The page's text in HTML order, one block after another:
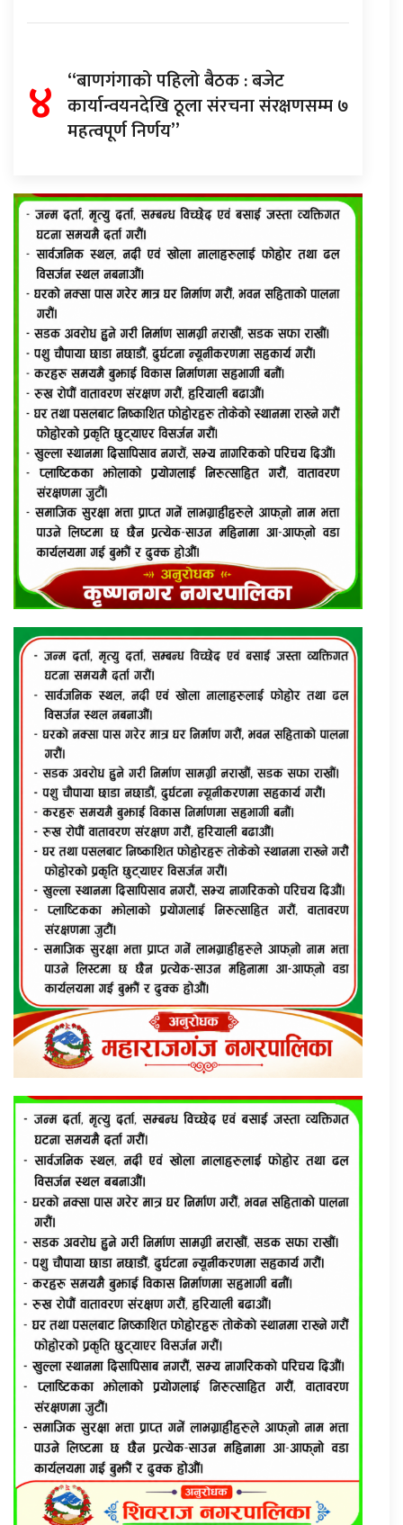
४ “बाणगंगाको पहिलो बैठक : बजेट
कार्यान्वयनदेखि ठूला संरचना संरक्षणसम्म ७
महत्वपूर्ण निर्णय”